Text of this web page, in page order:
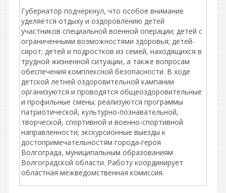
Губернатор подчеркнул, что особое внимание
уделяется отдыху и оздоровлению детей
участников специальной военной операции; детей с
ограниченными возможностями здоровья; детей-
сирот; детей и подростков из семей, находящихся в
трудной жизненной ситуации, а также вопросам
обеспечения комплексной безопасности. В ходе
детской летней оздоровительной кампании
организуются и проводятся общеоздоровительные
и профильные смены; реализуются программы
патриотической, культурно-познавательной,
творческой, спортивной и военно-спортивной
направленности; экскурсионные выезды к
достопримечательностям города-героя
Волгограда, муниципальным образованиям
Волгоградской области. Работу координирует
областная межведомственная комиссия.